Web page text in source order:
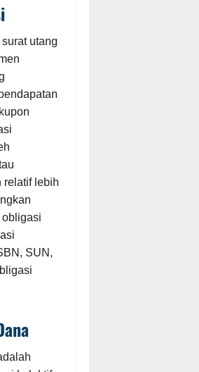
utang
relatif lebih
SUN,